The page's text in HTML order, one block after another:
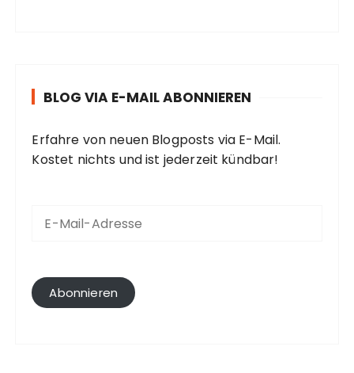
BLOG VIA E-MAIL ABONNIEREN
Erfahre von neuen Blogposts via E-Mail.
Kostet nichts und ist jederzeit kündbar!
l
-
Abonnieren